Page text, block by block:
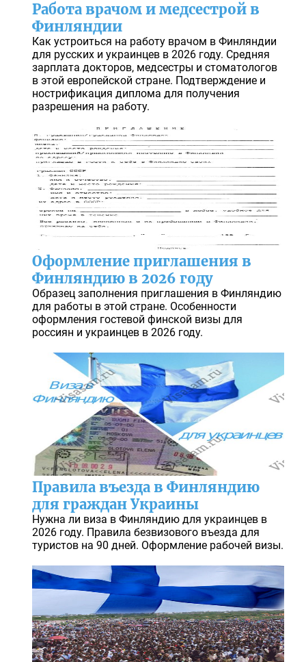
Работа врачом и медсестрой в
Финляндии
Как устроиться на работу врачом в Финляндии
для русских и украинцев в 2026 году. Средняя
зарплата докторов, медсестры и стоматологов
в этой европейской стране. Подтверждение и
нострификация диплома для получения
разрешения на работу.
Оформление приглашения в
Финляндию в 2026 году
Образец заполнения приглашения в Финляндию
для работы в этой стране. Особенности
оформления гостевой финской визы для
россиян и украинцев в 2026 году.
Правила въезда в Финляндию
для граждан Украины
Нужна ли виза в Финляндию для украинцев в
2026 году. Правила безвизового въезда для
туристов на 90 дней. Оформление рабочей визы.